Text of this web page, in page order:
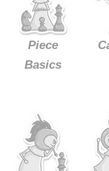
Piece
Basics